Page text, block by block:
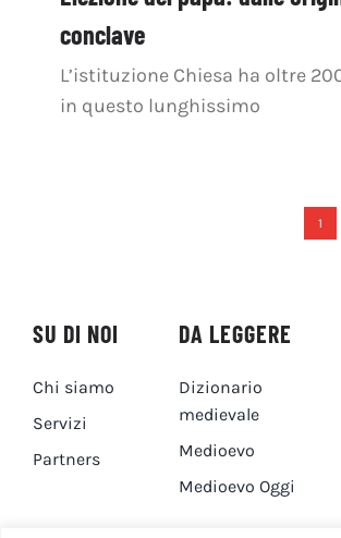
conclave
L’istituzione Chiesa ha oltre
in questo lunghissimo
1
SU DI NOI
Chi siamo
Servizi
Partners
DA LEGGERE
Dizionario
medievale
Medioevo
Medioevo Oggi